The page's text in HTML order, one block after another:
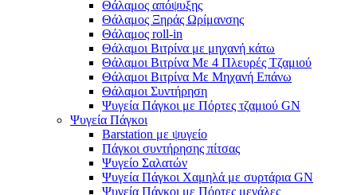
Θάλαμος απόψυξης
Θάλαμος Ξηράς Ωρίμανσης
Θάλαμος roll-in
Θάλαμοι Βιτρίνα με μηχανή κάτω
Θάλαμοι Βιτρίνα Με 4 Πλευρές Τζαμιού
Θάλαμοι Βιτρίνα Με Μηχανή Επάνω
Θάλαμοι Συντήρηση
Ψυγεία Πάγκοι με Πόρτες τζαμιού GN
Ψυγεία Πάγκοι
Barstation με ψυγείο
Πάγκοι συντήρησης πίτσας
Ψυγείο Σαλατών
Ψυγεία Πάγκοι Χαμηλά με συρτάρια GN
Ψυγεία Πάγκοι με Πόρτες μεγάλες